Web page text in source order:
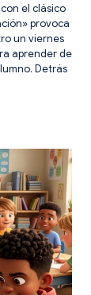
el clásico
provoca
un viernes
aprender de
Detrás